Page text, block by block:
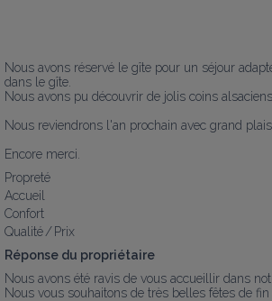
Nous avons réservé le gîte pour un séjour
dans le gîte.
Nous avons pu découvrir de jolis coins
Nous reviendrons l'an prochain avec grand
Encore merci.
Propreté
Accueil
Confort
Qualité / Prix
Réponse du propriétaire
Nous avons été ravis de vous accueillir dans
Nous vous souhaitons de très belles fêtes de fin